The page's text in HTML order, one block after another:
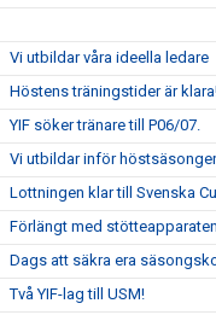
Vi utbildar våra ideella ledare
Höstens träningstider är
YIF söker tränare till P06/07.
Vi utbildar inför
Lottningen klar till Svenska
Förlängt med
Dags att säkra era
Två YIF-lag till USM!